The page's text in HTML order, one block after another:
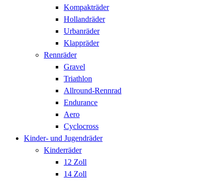
Kompakträder
Hollandräder
Urbanräder
Klappräder
Rennräder
Gravel
Triathlon
Allround-Rennrad
Endurance
Aero
Cyclocross
Kinder- und Jugendräder
Kinderräder
12 Zoll
14 Zoll